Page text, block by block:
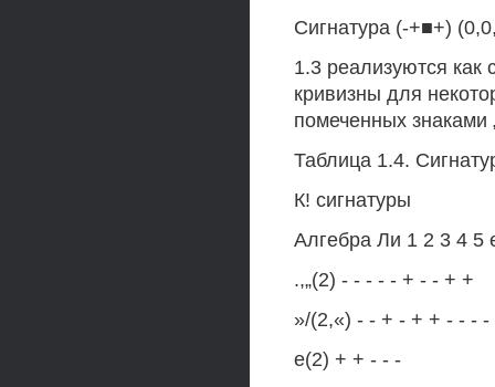
Сигнатура (-+■+)
1.3 реализуются как
кривизны для
помеченных знаками
Таблица 1.4.
К! сигнатуры
Алгебра Ли 1 2 3 4 5
.,„(2) - - - - - + - - + +
»/(2,«) - - + - + + - - - -
е(2) + + - - -